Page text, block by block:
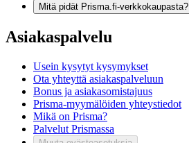
Mitä pidät Prisma.fi-verkkokaupasta?
Asiakaspalvelu
Usein kysytyt kysymykset
Ota yhteyttä asiakaspalveluun
Bonus ja asiakasomistajuus
Prisma-myymälöiden yhteystiedot
Mikä on Prisma?
Palvelut Prismassa